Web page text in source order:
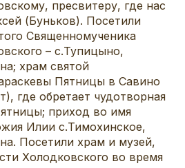
пресвитеру, где нас
(Буньков). Посетили
Священномученика
– с.Тупицыно,
храм святой
Пятницы в Савино
где обретает чудотворная
приход во имя
Илии с.Тимохинское,
Посетили храм и музей,
Холодковского во время